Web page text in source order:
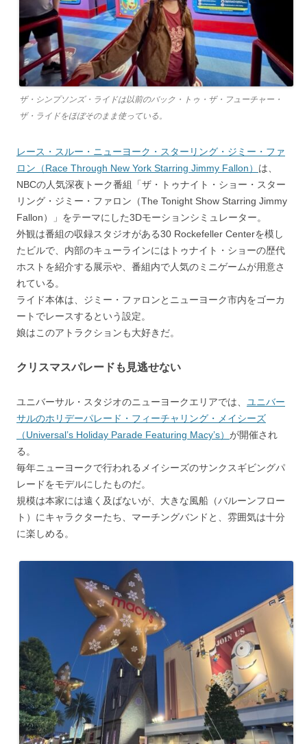
ザ・シンプソンズ・ライドは以前のバック・トゥ・ザ・フューチャー・
ザ・ライドをほぼそのまま使っている。
レース・スルー・ニューヨーク・スターリング・ジミー・ファ
ロン（Race Through New York Starring Jimmy Fallon） は、
NBCの人気深夜トーク番組「ザ・トゥナイト・ショー・スター
リング・ジミー・ファロン（The Tonight Show Starring Jimmy
Fallon）」をテーマにした3Dモーションシミュレーター。
外観は番組の収録スタジオがある30 Rockefeller Centerを模し
たビルで、内部のキューラインにはトゥナイト・ショーの歴代
ホストを紹介する展示や、番組内で人気のミニゲームが用意さ
れている。
ライド本体は、ジミー・ファロンとニューヨーク市内をゴーカ
ートでレースするという設定。
娘はこのアトラクションも大好きだ。
クリスマスパレードも見逃せない
ユニバーサル・スタジオのニューヨークエリアでは、 ユニバー
サルのホリデーパレード・フィーチャリング・メイシーズ
（Universal’s Holiday Parade Featuring Macy’s） が開催され
る。
毎年ニューヨークで行われるメイシーズのサンクスギビングパ
レードをモデルにしたものだ。
規模は本家には遠く及ばないが、大きな風船（バルーンフロー
ト）にキャラクターたち、マーチングバンドと、雰囲気は十分
に楽しめる。